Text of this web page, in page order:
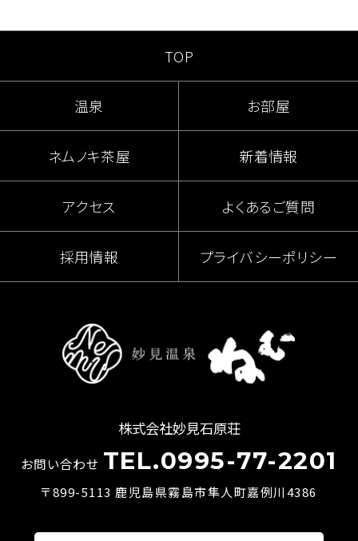
TOP
温泉 お部屋
ネムノキ茶屋 新着情報
アクセス よくあるご質問
採用情報 プライバシーポリシー
株式会社妙見石原荘
お問い合わせ TEL.0995-77-2201
〒899-5113 鹿児島県霧島市隼人町嘉例川4386